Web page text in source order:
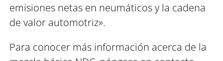
emisiones netas en neumáticos y la cadena
de valor automotriz».
Para conocer más información acerca de la